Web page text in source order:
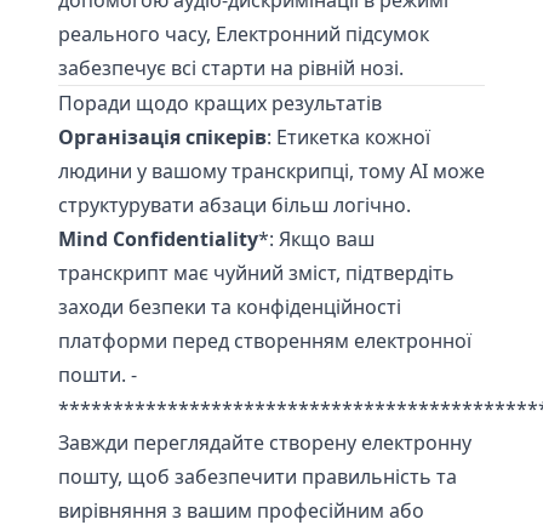
реального часу, Електронний підсумок
забезпечує всі старти на рівній нозі.
Поради щодо кращих результатів
Організація спікерів: Етикетка кожної
людини у вашому транскрипці, тому AI може
структурувати абзаци більш логічно.
Mind Confidentiality*: Якщо ваш
транскрипт має чуйний зміст, підтвердіть
заходи безпеки та конфіденційності
платформи перед створенням електронної
пошти. -
Завжди переглядайте створену електронну
пошту, щоб забезпечити правильність та
вирівняння з вашим професійним або